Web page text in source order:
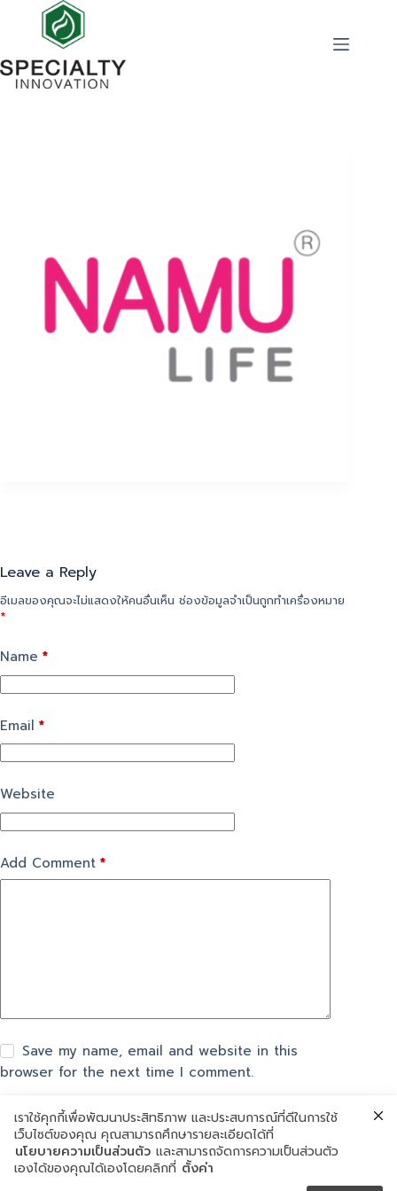
Leave a Reply
อีเมลของคุณจะไม่แสดงให้คนอื่นเห็น ช่องข้อมูลจำเป็นถูกทำเครื่องหมาย
*
Name *
Email *
Website
Add Comment *
Save my name, email and website in this
browser for the next time I comment.
แสดงความเห็น
เราใช้คุกกี้เพื่อพัฒนาประสิทธิภาพ และประสบการณ์ที่ดีในการใช้
เว็บไซต์ของคุณ คุณสามารถศึกษารายละเอียดได้ที่
นโยบายความเป็นส่วนตัว และสามารถจัดการความเป็นส่วนตัว
เองได้ของคุณได้เองโดยคลิกที่ ตั้งค่า